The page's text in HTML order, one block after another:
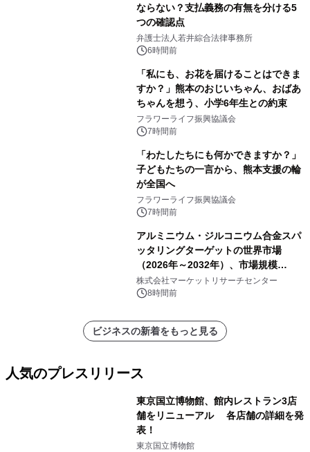
ならない？支払義務の有無を分ける5
つの確認点
弁護士法人若井綜合法律事務所
6時間前
「私にも、お花を届けることはできま
すか？」熊本のおじいちゃん、おばあ
ちゃんを想う、小学6年生との約束
フラワーライフ振興協議会
7時間前
「わたしたちにも何かできますか？」
子どもたちの一言から、熊本支援の輪
が全国へ
フラワーライフ振興協議会
7時間前
アルミニウム・ジルコニウム合金スパ
ッタリングターゲットの世界市場
（2026年～2032年）、市場規模
（0.995、0.999、その他）・分析レポ
ートを発表
株式会社マーケットリサーチセンター
8時間前
ビジネスの新着をもっと見る
人気のプレスリリース
東京国立博物館、館内レストラン3店
舗をリニューアル 各店舗の詳細を発
表！
東京国立博物館